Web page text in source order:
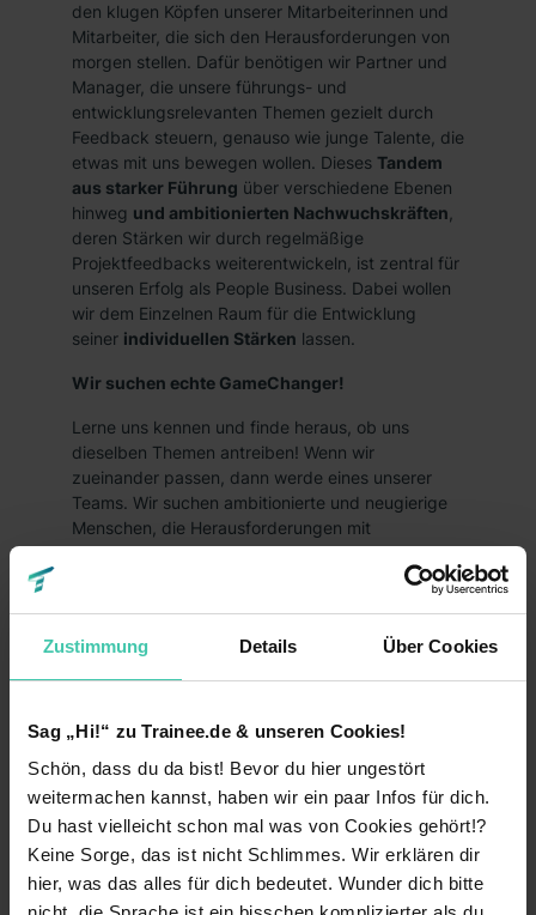
Zustimmung Details Über Cookies
Sag „Hi!“ zu Trainee.de & unseren Cookies!
Schön, dass du da bist! Bevor du hier ungestört
weitermachen kannst, haben wir ein paar Infos für dich.
Du hast vielleicht schon mal was von Cookies gehört!?
Keine Sorge, das ist nicht Schlimmes. Wir erklären dir
hier, was das alles für dich bedeutet. Wunder dich bitte
den klugen Köpfen unserer Mitarbeiterinnen und
Mitarbeiter, die sich den Herausforderungen von
morgen stellen. Dafür benötigen wir Partner und
Manager, die unsere führungs- und
entwicklungsrelevanten Themen gezielt durch
Feedback steuern, genauso wie junge Talente, die
etwas mit uns bewegen wollen. Dieses Tandem
aus starker Führung über verschiedene Ebenen
hinweg und ambitionierten Nachwuchskräften
deren Stärken wir durch regelmäßige
Projektfeedbacks weiterentwickeln, ist zentral für
unseren Erfolg als People Business. Dabei wollen
wir dem Einzelnen Raum für die Entwicklung
seiner individuellen Stärken lassen.
Wir suchen echte GameChanger!
Lerne uns kennen und finde heraus, ob uns
dieselben Themen antreiben! Wenn wir
zueinander passen, dann werde eines unserer
Teams. Wir suchen ambitionierte und neugierige
Menschen, die Herausforderungen mit
Begeisterung als Antrieb verstehen. Menschen,
möchten. Wir bieten Dir eine steile Lernkurve, wie
man sie selten findet – ganz egal ob in unseren
oder Financial Services. Wir bei KPMG suchen
Diese Benefits werden geboten:
Bei all den spannenden Challenges, denen wir uns
jeden Tag im Berufsleben stellen, ist es uns
wichtig, dass unsere Mitarbeiterinnen und